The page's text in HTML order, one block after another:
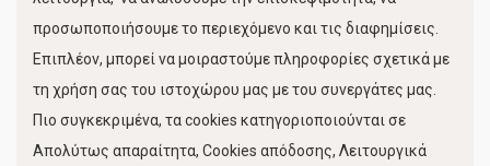
προσωποποιήσουμε το περιεχόμενο και τις διαφημίσεις.
Επιπλέον, μπορεί να μοιραστούμε πληροφορίες σχετικά με
τη χρήση σας του ιστοχώρου μας με του συνεργάτες μας.
Πιο συγκεκριμένα, τα cookies κατηγοριοποιούνται σε
Απολύτως απαραίτητα, Cookies απόδοσης, Λειτουργικά